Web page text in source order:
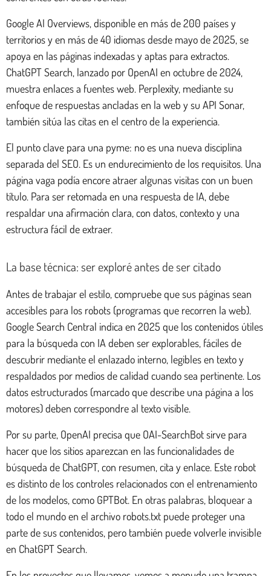
Google AI Overviews, disponible en más de 200 países y
territorios y en más de 40 idiomas desde mayo de 2025, se
apoya en las páginas indexadas y aptas para extractos.
ChatGPT Search, lanzado por OpenAI en octubre de 2024,
muestra enlaces a fuentes web. Perplexity, mediante su
enfoque de respuestas ancladas en la web y su API Sonar,
también sitúa las citas en el centro de la experiencia.
El punto clave para una pyme: no es una nueva disciplina
separada del SEO. Es un endurecimiento de los requisitos. Una
página vaga podía encore atraer algunas visitas con un buen
título. Para ser retomada en una respuesta de IA, debe
respaldar una afirmación clara, con datos, contexto y una
estructura fácil de extraer.
La base técnica: ser exploré antes de ser citado
Antes de trabajar el estilo, compruebe que sus páginas sean
accesibles para los robots (programas que recorren la web).
Google Search Central indica en 2025 que los contenidos útiles
para la búsqueda con IA deben ser explorables, fáciles de
descubrir mediante el enlazado interno, legibles en texto y
respaldados por medios de calidad cuando sea pertinente. Los
datos estructurados (marcado que describe una página a los
motores) deben correspondre al texto visible.
Por su parte, OpenAI precisa que OAI-SearchBot sirve para
hacer que los sitios aparezcan en las funcionalidades de
búsqueda de ChatGPT, con resumen, cita y enlace. Este robot
es distinto de los controles relacionados con el entrenamiento
de los modelos, como GPTBot. En otras palabras, bloquear a
todo el mundo en el archivo robots.txt puede proteger una
parte de sus contenidos, pero también puede volverle invisible
en ChatGPT Search.